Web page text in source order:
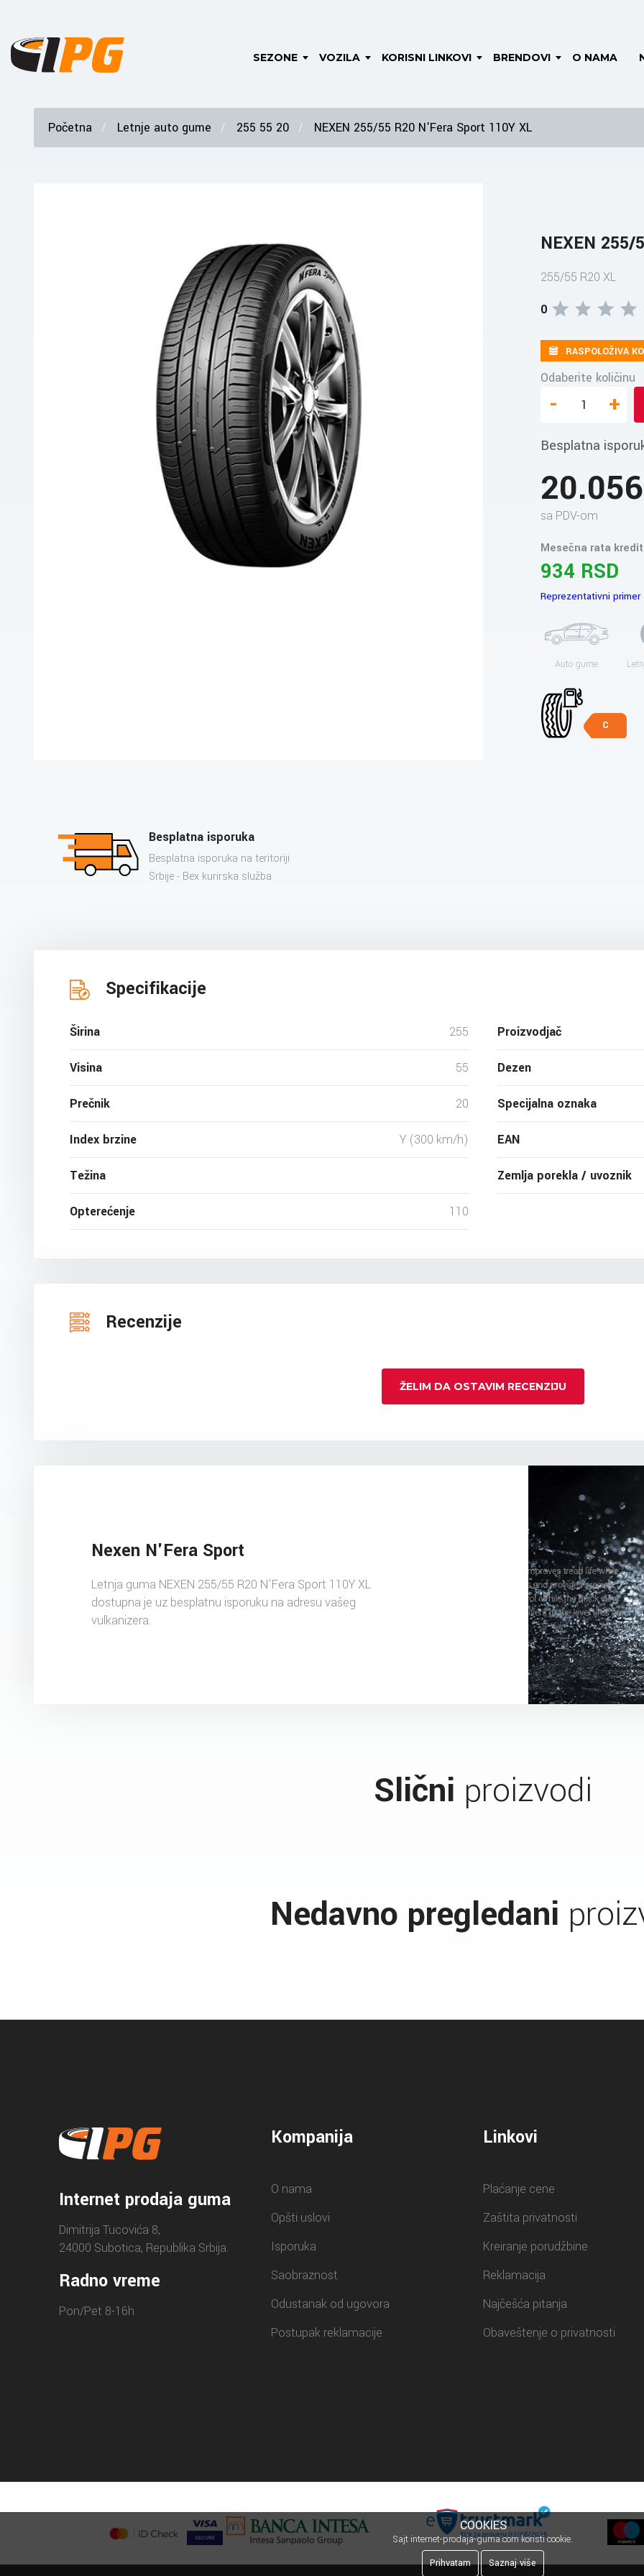
SEZONE VOZILA KORISNI LINKOVI BRENDOVI O NAMA
Početna Letnje auto gume 255 55 20 NEXEN 255/55 R20 N'Fera Sport 110Y XL
NEXEN
255/55 R20 XL
0
RASPOLOŽIVA
Odaberite količinu
- +
Besplatna
sa PDV-om
Mesečna rata
934 RSD
Reprezentativni primer
Auto gume
C
Besplatna isporuka
Besplatna isporuka na teritoriji
Srbije - Bex kurirska služba
Specifikacije
Širina 255
Visina 55
Prečnik 20
Index brzine Y (300 km/h)
Težina
Opterećenje 110
Proizvodjač
Dezen
Specijalna oznaka
EAN
Zemlja porekla / uvoznik
Recenzije
ŽELIM DA OSTAVIM RECENZIJU
Nexen N'Fera Sport
Letnja guma NEXEN 255/55 R20 N'Fera Sport 110Y XL
dostupna je uz besplatnu isporuku na adresu vašeg
vulkanizera.
Slični proizvodi
Nedavno pregledani
Internet prodaja guma
Dimitrija Tucovića 8,
24000 Subotica, Republika Srbija.
Radno vreme
Pon/Pet 8-16h
Kompanija
O nama
Opšti uslovi
Isporuka
Saobraznost
Odustanak od ugovora
Postupak reklamacije
Linkovi
Plaćanje cene
Zaštita privatnosti
Kreiranje porudžbine
Reklamacija
Najčešća pitanja
Obaveštenje o privatnosti
COOKIES
Sajt internet-prodaja-guma.com koristi cookie.
Prihvatam
Saznaj više